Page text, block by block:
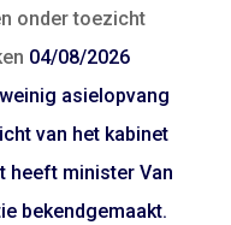
onder toezicht
04/08/2026
asielopvang
van het kabinet
heeft minister Van
bekendgemaakt.